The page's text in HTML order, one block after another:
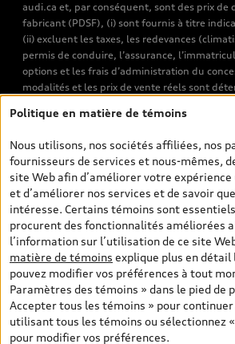
audi.ca et, par conséquent, sont des prix de
fabricant (PDSF), (i) sont fournis à titre
(ii) excluent les taxes, les redevances
permis de conduire, l’assurance,
options et les frais d’administration du
modalités et les prix de vente réels sont
véhicules neufs et d’occasion sont les prix de
de transport et d’inspection de prélivraison,
environnementales (pour les véhicules
d’administration des concessionnaires.
vente sont exclues. Veuillez noter que les
versements sont des PDSF s’il a été
Configurateur et prix (à titre indicatif).
consulté à partir des pages de recherche de
d’occasion, les prix indiqués sont des prix de
réels). Sur les pages de renseignements
véhicules, les modèles sont montrés à titre
avec des caractéristiques qui peuvent ne pas
modèles canadiens. Malgré les efforts
Politique en matière de témoins
Nous utilisons, nos sociétés affiliées, nos
fournisseurs de services et nous-mêmes,
site Web afin d’améliorer votre
et d’améliorer nos services et de savoir
intéresse. Certains témoins sont
procurent des fonctionnalités améliorées
l’information sur l’utilisation de ce site
matière de témoins explique plus en détail
pouvez modifier vos préférences à tout
Paramètres des témoins » dans le pied de
Accepter tous les témoins » pour
utilisant tous les témoins ou sélectionnez
pour modifier vos préférences.